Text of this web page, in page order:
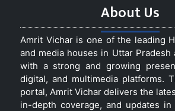
About Us
Amrit Vichar is one of the leading
and media houses in Uttar Pradesh
with a strong and growing
digital, and multimedia platforms.
portal, Amrit Vichar delivers the
in-depth coverage, and updates